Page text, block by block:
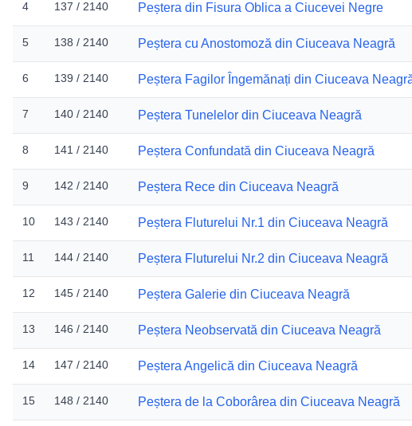
4 137 / 2140 Peștera din Fisura Oblica a Ciucevei Negre
5 138 / 2140 Peștera cu Anostomoză din Ciuceava Neagră
6 139 / 2140 Peștera Fagilor Îngemănați din Ciuceava
7 140 / 2140 Peștera Tunelelor din Ciuceava Neagră
8 141 / 2140 Peștera Confundată din Ciuceava Neagră
9 142 / 2140 Peștera Rece din Ciuceava Neagră
10 143 / 2140 Peștera Fluturelui Nr.1 din Ciuceava Neagră
11 144 / 2140 Peștera Fluturelui Nr.2 din Ciuceava Neagră
12 145 / 2140 Peștera Galerie din Ciuceava Neagră
13 146 / 2140 Peștera Neobservată din Ciuceava Neagră
14 147 / 2140 Peștera Angelică din Ciuceava Neagră
15 148 / 2140 Peștera de la Coborârea din Ciuceava Neagră